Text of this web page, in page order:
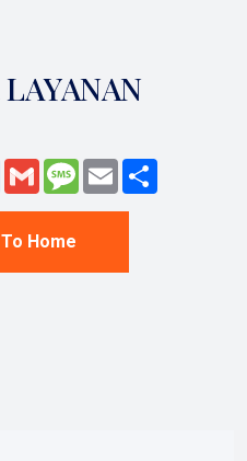
Messenger
Gmail Message
Email
Home